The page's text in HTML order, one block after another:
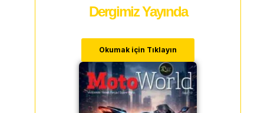
Dergimiz Yayında
Okumak için Tıklayın